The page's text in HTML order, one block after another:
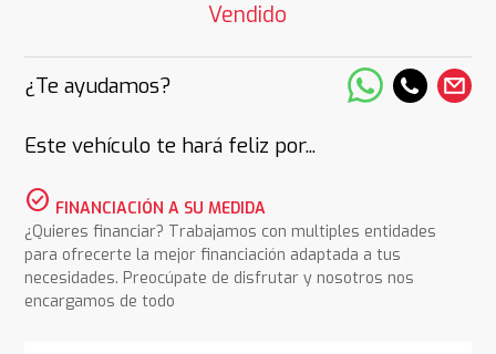
Vendido
¿Te ayudamos?
Este vehículo te hará feliz por...
check_circle FINANCIACIÓN A SU MEDIDA
¿Quieres financiar? Trabajamos con multiples entidades
para ofrecerte la mejor financiación adaptada a tus
necesidades. Preocúpate de disfrutar y nosotros nos
encargamos de todo